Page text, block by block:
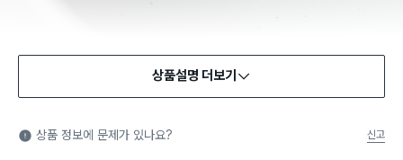
식품용 기구: 식품위생법에서 정한 규격에 따라 제조되어 식품 또
는 식품첨가물에 사용할 수 있는 식품용기구라는 표시입니다.
상품설명 더보기
상품 정보에 문제가 있나요? 신고